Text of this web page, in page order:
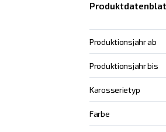
Produktionsjahr ab
Produktionsjahr bis
Karosserietyp
Farbe